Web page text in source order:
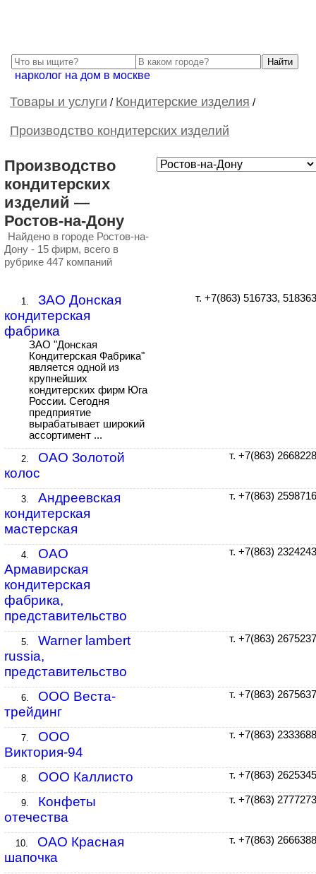
нарколог на дом в москве
Товары и услуги / Кондитерские изделия /
Производство кондитерских изделий
Производство
кондитерских
изделий —
Ростов-на-Дону
Найдено в городе Ростов-на-
Дону - 15 фирм, всего в
рубрике 447 компаний
1.
ЗАО Донская
кондитерская
фабрика
ЗАО "Донская
Кондитерская Фабрика"
является одной из
крупнейших
кондитерских фирм Юга
России. Сегодня
предприятие
вырабатывает широкий
ассортимент ...
т. +7(863) 516733, 518363
2.
ОАО Золотой
колос
т. +7(863) 2668228
3.
Андреевская
кондитерская
мастерская
т. +7(863) 2598716
4.
ОАО
Армавирская
кондитерская
фабрика,
представительство
т. +7(863) 2324243
5.
Warner lambert
russia,
представительство
т. +7(863) 2675237
6.
ООО Веста-
трейдинг
т. +7(863) 2675637
7.
ООО
Виктория-94
т. +7(863) 2333688
8. ООО Каллисто т. +7(863) 2625345
9.
Конфеты
отечества
т. +7(863) 2777273
10.
ОАО Красная
шапочка
т. +7(863) 2666388